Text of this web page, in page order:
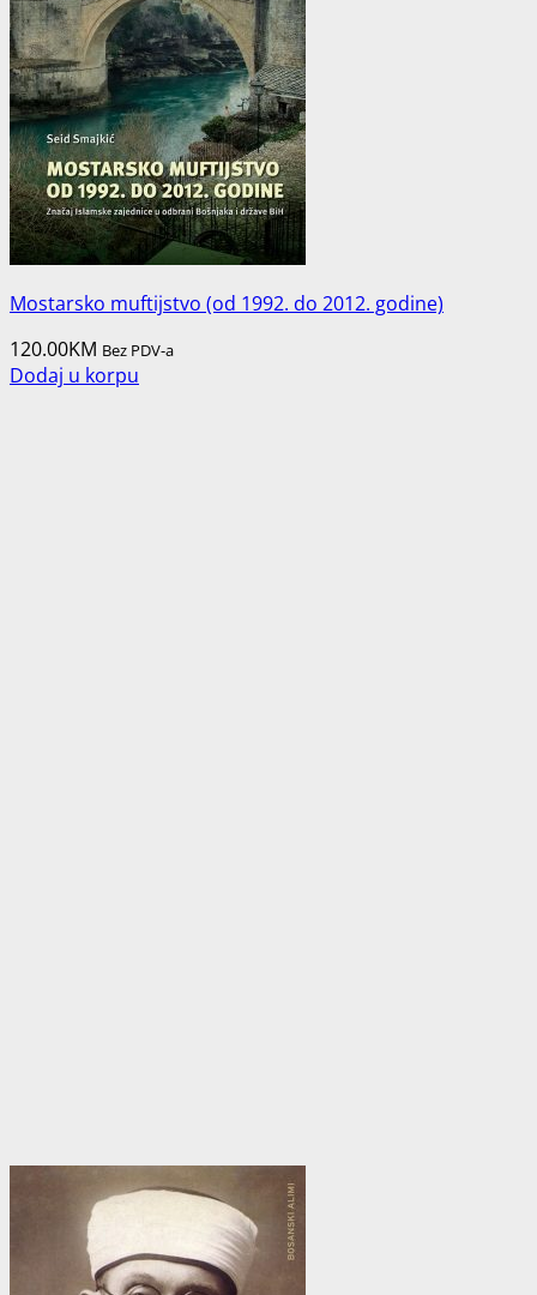
Mostarsko muftijstvo (od 1992. do 2012. godine)
120.00KM Bez PDV-a
Dodaj u korpu